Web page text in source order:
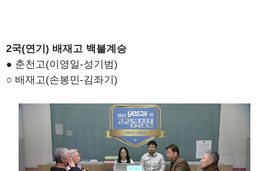
2국(연기) 배재고 백불계승
● 춘천고(이영일-성기범)
○ 배재고(손봉민-김좌기)